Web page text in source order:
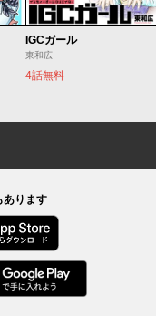
IGCガール
東和広
4話無料
あります